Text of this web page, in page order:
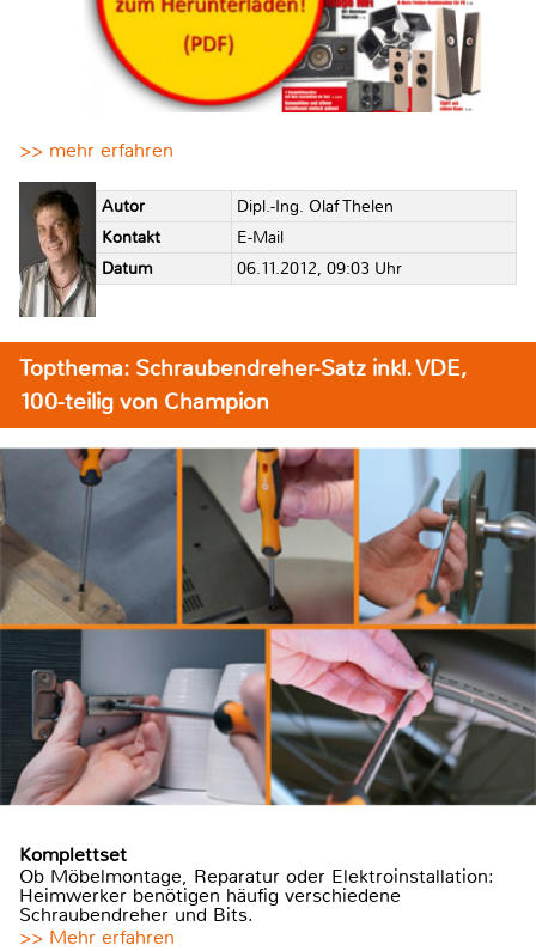
>> mehr erfahren
Autor
Dipl.-Ing. Olaf Thelen
Kontakt
E-Mail
Datum
06.11.2012, 09:03 Uhr
Topthema: Schraubendreher-Satz inkl. VDE,
100-teilig von Champion
Komplettset
Ob Möbelmontage, Reparatur oder Elektroinstallation:
Heimwerker benötigen häufig verschiedene
Schraubendreher und Bits.
>> Mehr erfahren